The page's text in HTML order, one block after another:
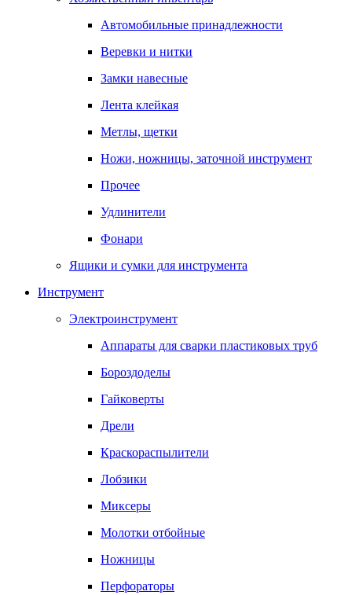
Автомобильные принадлежности
Веревки и нитки
Замки навесные
Лента клейкая
Метлы, щетки
Ножи, ножницы, заточной инструмент
Прочее
Удлинители
Фонари
Ящики и сумки для инструмента
Инструмент
Электроинструмент
Аппараты для сварки пластиковых труб
Бороздоделы
Гайковерты
Дрели
Краскораспылители
Лобзики
Миксеры
Молотки отбойные
Ножницы
Перфораторы